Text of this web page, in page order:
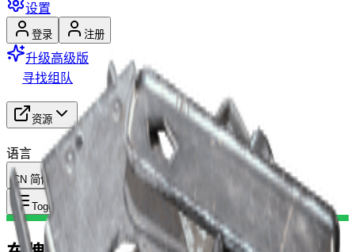
设置
登录 注册
升级高级版
寻找组队
资源
语言
CN 简体中文
Toggle Menu 物品:车牌